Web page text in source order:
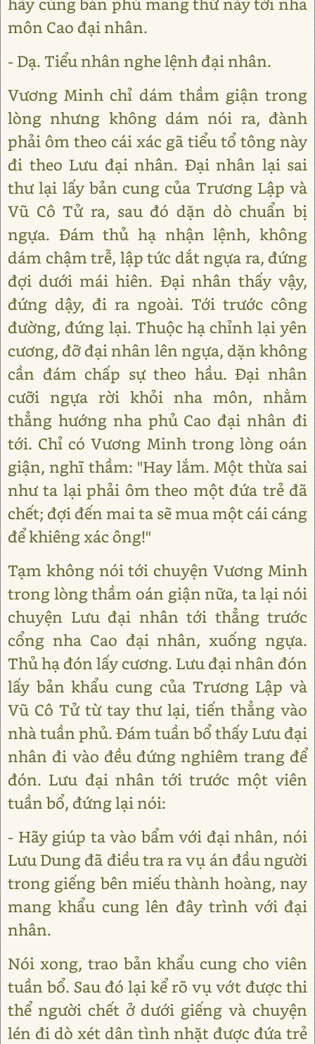
môn Cao đại nhân.
- Dạ. Tiểu nhân nghe lệnh đại nhân.
Vương Minh chỉ dám thầm giận trong
lòng nhưng không dám nói ra, đành
phải ôm theo cái xác gã tiểu tổ tông này
đi theo Lưu đại nhân. Đại nhân lại sai
thư lại lấy bản cung của Trương Lập và
Vũ Cô Tử ra, sau đó dặn dò chuẩn bị
ngựa. Đám thủ hạ nhận lệnh, không
dám chậm trễ, lập tức dắt ngựa ra, đứng
đợi dưới mái hiên. Đại nhân thấy vậy,
đứng dậy, đi ra ngoài. Tới trước công
đường, đứng lại. Thuộc hạ chỉnh lại yên
cương, đỡ đại nhân lên ngựa, dặn không
cần đám chấp sự theo hầu. Đại nhân
cưỡi ngựa rời khỏi nha môn, nhằm
thẳng hướng nha phủ Cao đại nhân đi
tới. Chỉ có Vương Minh trong lòng oán
giận, nghĩ thầm: "Hay lắm. Một thừa sai
như ta lại phải ôm theo một đứa trẻ đã
chết; đợi đến mai ta sẽ mua một cái cáng
để khiêng xác ông!"
Tạm không nói tới chuyện Vương Minh
trong lòng thầm oán giận nữa, ta lại nói
chuyện Lưu đại nhân tới thẳng trước
cổng nha Cao đại nhân, xuống ngựa.
Thủ hạ đón lấy cương. Lưu đại nhân đón
lấy bản khẩu cung của Trương Lập và
Vũ Cô Tử từ tay thư lại, tiến thẳng vào
nhà tuần phủ. Đám tuần bổ thấy Lưu đại
nhân đi vào đều đứng nghiêm trang để
đón. Lưu đại nhân tới trước một viên
tuần bổ, đứng lại nói:
- Hãy giúp ta vào bẩm với đại nhân, nói
Lưu Dung đã điều tra ra vụ án đầu người
trong giếng bên miếu thành hoàng, nay
mang khẩu cung lên đây trình với đại
nhân.
Nói xong, trao bản khẩu cung cho viên
tuần bổ. Sau đó lại kể rõ vụ vớt được thi
thể người chết ở dưới giếng và chuyện
lén đi dò xét dân tình nhặt được đứa trẻ